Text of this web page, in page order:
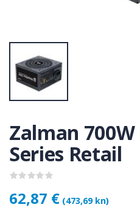
Zalman 700W
Series Retail
62,87 € (473,69 kn)
€
€
Lenovo ThinkPad T14s Gen2 i5-1145G7, 16GB, 256GB SSD + 24' 2k USB-C
749,00 €